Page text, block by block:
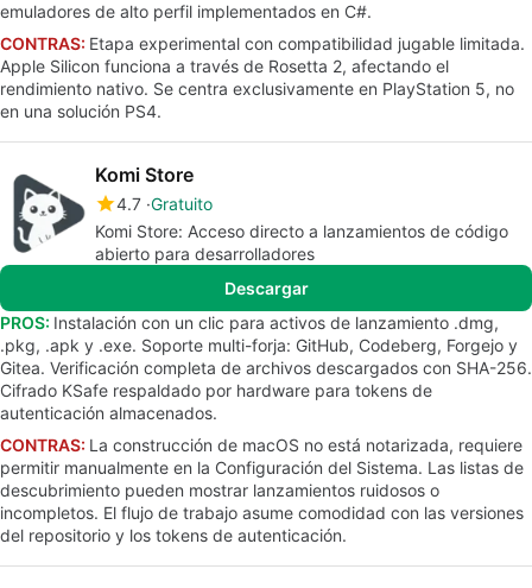
emuladores de alto perfil implementados en C#.
CONTRAS: Etapa experimental con compatibilidad jugable limitada.
Apple Silicon funciona a través de Rosetta 2, afectando el
rendimiento nativo. Se centra exclusivamente en PlayStation 5, no
en una solución PS4.
Komi Store
4.7 Gratuito
Komi Store: Acceso directo a lanzamientos de código
abierto para desarrolladores
Descargar
PROS: Instalación con un clic para activos de lanzamiento .dmg,
.pkg, .apk y .exe. Soporte multi-forja: GitHub, Codeberg, Forgejo y
Gitea. Verificación completa de archivos descargados con SHA-256.
Cifrado KSafe respaldado por hardware para tokens de
autenticación almacenados.
CONTRAS: La construcción de macOS no está notarizada, requiere
permitir manualmente en la Configuración del Sistema. Las listas de
descubrimiento pueden mostrar lanzamientos ruidosos o
incompletos. El flujo de trabajo asume comodidad con las versiones
del repositorio y los tokens de autenticación.